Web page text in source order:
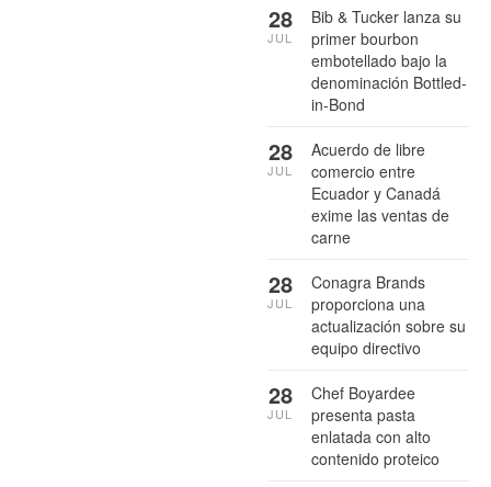
Bib & Tucker lanza su
primer bourbon
embotellado bajo la
denominación Bottled-
in-Bond
28
JUL
Acuerdo de libre
comercio entre
Ecuador y Canadá
exime las ventas de
carne
28
JUL
Conagra Brands
proporciona una
actualización sobre su
equipo directivo
28
JUL
Chef Boyardee
presenta pasta
enlatada con alto
contenido proteico
28
JUL